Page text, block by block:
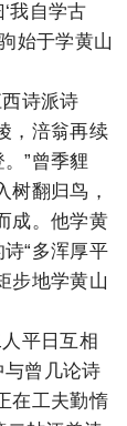
我自学古
始于学黄山
诗派诗
，涪翁再续
”曾季貍
树翻归鸟，
成。他学黄
“多浑厚平
步地学黄山
平日互相
曾几论诗
在工夫勤惰